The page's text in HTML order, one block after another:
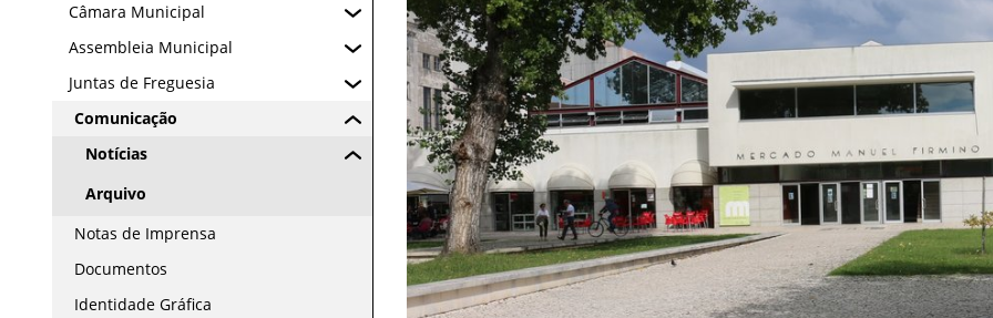
Câmara Municipal
Assembleia Municipal
Juntas de Freguesia
Comunicação
Notícias
Arquivo
Notas de Imprensa
Documentos
Identidade Gráfica